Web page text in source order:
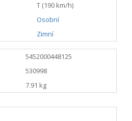
T (190 km/h)
Osobní
Zimní
5452000448125
530998
7.91 kg